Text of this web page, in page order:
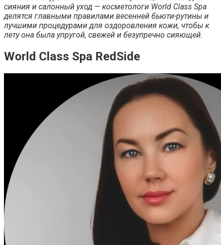
сияния и салонный уход — косметологи World Class Spa
делятся главными правилами весенней бьюти-рутины и
лучшими процедурами для оздоровления кожи, чтобы к
лету она была упругой, свежей и безупречно сияющей.
World Class Spa RedSide